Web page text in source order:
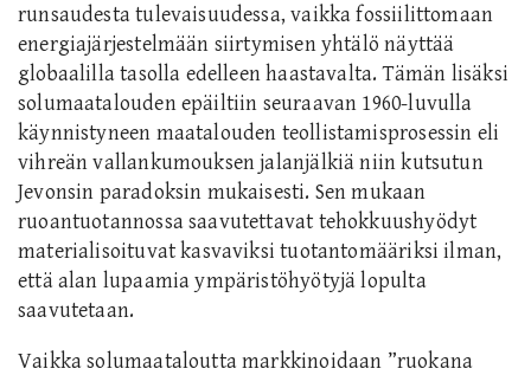
runsaudesta tulevaisuudessa, vaikka fossiilittomaan
energiajärjestelmään siirtymisen yhtälö näyttää
globaalilla tasolla edelleen haastavalta. Tämän lisäksi
solumaatalouden epäiltiin seuraavan 1960-luvulla
käynnistyneen maatalouden teollistamisprosessin eli
vihreän vallankumouksen jalanjälkiä niin kutsutun
Jevonsin paradoksin mukaisesti. Sen mukaan
ruoantuotannossa saavutettavat tehokkuushyödyt
materialisoituvat kasvaviksi tuotantomääriksi ilman,
että alan lupaamia ympäristöhyötyjä lopulta
saavutetaan.
Vaikka solumaataloutta markkinoidaan ”ruokana